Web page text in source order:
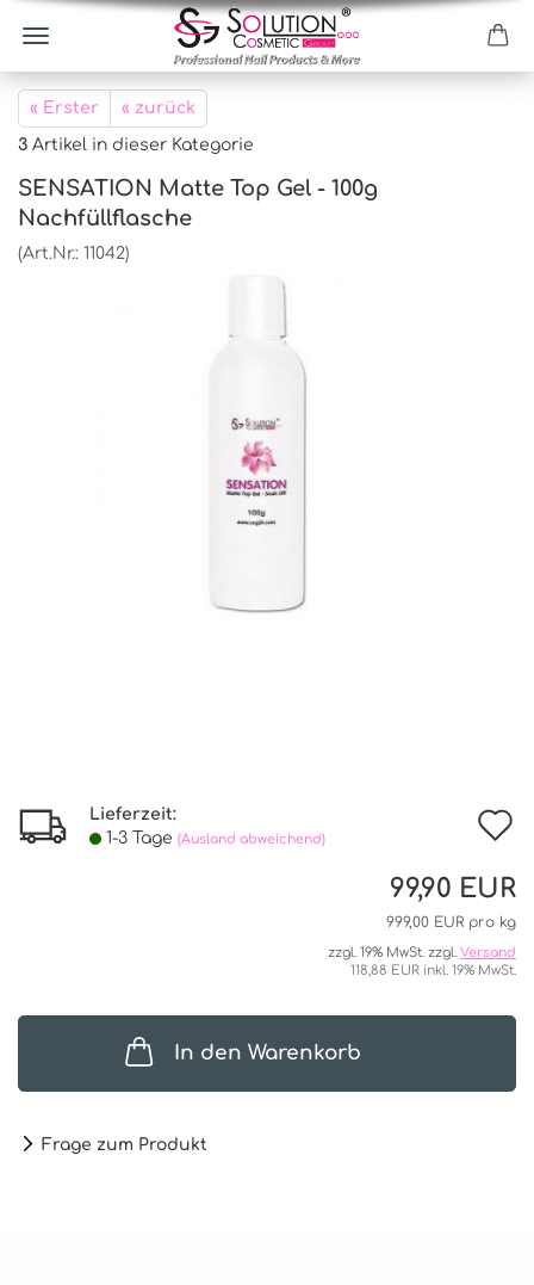
« Erster « zurück
3 Artikel in dieser Kategorie
SENSATION Matte Top Gel - 100g
Nachfüllflasche
(Art.Nr.: 11042)
Lieferzeit:
1-3 Tage (Ausland abweichend)
99,90 EUR
999,00 EUR pro kg
zzgl. 19% MwSt. zzgl. Versand
118,88 EUR inkl. 19% MwSt.
In den Warenkorb
Frage zum Produkt